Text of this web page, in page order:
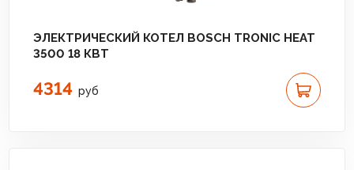
ЭЛЕКТРИЧЕСКИЙ КОТЕЛ BOSCH TRONIC HEAT
3500 18 КВТ
4314 руб